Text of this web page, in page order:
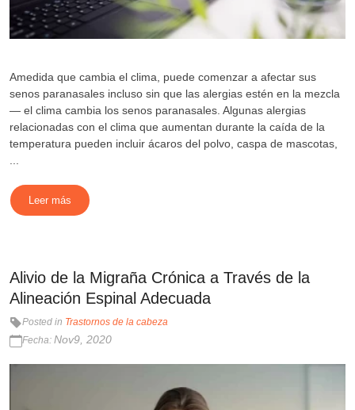
Amedida que cambia el clima, puede comenzar a afectar sus
senos paranasales incluso sin que las alergias estén en la mezcla
— el clima cambia los senos paranasales. Algunas alergias
relacionadas con el clima que aumentan durante la caída de la
temperatura pueden incluir ácaros del polvo, caspa de mascotas,
Leer más
Alivio de la Migraña Crónica a Través de la
Alineación Espinal Adecuada
Posted in Trastornos de la cabeza
Fecha: Nov9, 2020